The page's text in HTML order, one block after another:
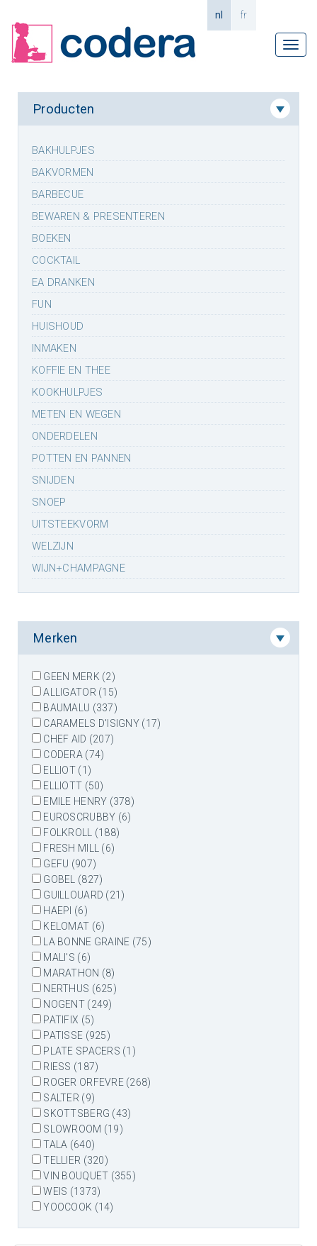
nl fr
Producten
BAKHULPJES
BAKVORMEN
BARBECUE
BEWAREN & PRESENTEREN
BOEKEN
COCKTAIL
EA DRANKEN
FUN
HUISHOUD
INMAKEN
KOFFIE EN THEE
KOOKHULPJES
METEN EN WEGEN
ONDERDELEN
POTTEN EN PANNEN
SNIJDEN
SNOEP
UITSTEEKVORM
WELZIJN
WIJN+CHAMPAGNE
Merken
GEEN MERK (2)
ALLIGATOR (15)
BAUMALU (337)
CARAMELS D'ISIGNY (17)
CHEF AID (207)
CODERA (74)
ELLIOT (1)
ELLIOTT (50)
EMILE HENRY (378)
EUROSCRUBBY (6)
FOLKROLL (188)
FRESH MILL (6)
GEFU (907)
GOBEL (827)
GUILLOUARD (21)
HAEPI (6)
KELOMAT (6)
LA BONNE GRAINE (75)
MALI'S (6)
MARATHON (8)
NERTHUS (625)
NOGENT (249)
PATIFIX (5)
PATISSE (925)
PLATE SPACERS (1)
RIESS (187)
ROGER ORFEVRE (268)
SALTER (9)
SKOTTSBERG (43)
SLOWROOM (19)
TALA (640)
TELLIER (320)
VIN BOUQUET (355)
WEIS (1373)
YOOCOOK (14)